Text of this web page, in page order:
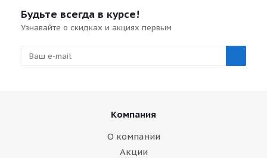
Будьте всегда в курсе!
Узнавайте о скидках и акциях первым
Компания
О компании
Акции